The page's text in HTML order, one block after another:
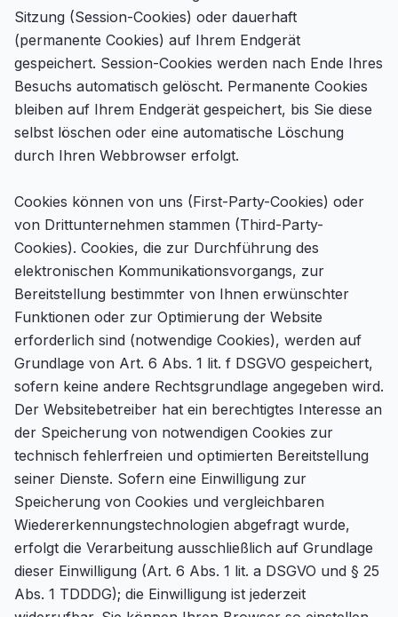
Sitzung (Session-Cookies) oder dauerhaft
(permanente Cookies) auf Ihrem Endgerät
gespeichert. Session-Cookies werden nach Ende Ihres
Besuchs automatisch gelöscht. Permanente Cookies
bleiben auf Ihrem Endgerät gespeichert, bis Sie diese
selbst löschen oder eine automatische Löschung
durch Ihren Webbrowser erfolgt.
Cookies können von uns (First-Party-Cookies) oder
von Drittunternehmen stammen (Third-Party-
Cookies). Cookies, die zur Durchführung des
elektronischen Kommunikationsvorgangs, zur
Bereitstellung bestimmter von Ihnen erwünschter
Funktionen oder zur Optimierung der Website
erforderlich sind (notwendige Cookies), werden auf
Grundlage von Art. 6 Abs. 1 lit. f DSGVO gespeichert,
sofern keine andere Rechtsgrundlage angegeben wird.
Der Websitebetreiber hat ein berechtigtes Interesse an
der Speicherung von notwendigen Cookies zur
technisch fehlerfreien und optimierten Bereitstellung
seiner Dienste. Sofern eine Einwilligung zur
Speicherung von Cookies und vergleichbaren
Wiedererkennungstechnologien abgefragt wurde,
erfolgt die Verarbeitung ausschließlich auf Grundlage
dieser Einwilligung (Art. 6 Abs. 1 lit. a DSGVO und § 25
Abs. 1 TDDDG); die Einwilligung ist jederzeit